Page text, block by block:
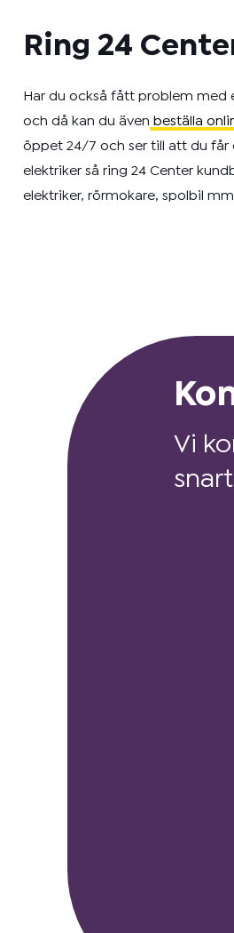
Ring 24
Har du också fått problem med
och då kan du även beställa
öppet 24/7 och ser till att du får
elektriker så ring 24 Center
elektriker, rörmokare, spolbil
Vi